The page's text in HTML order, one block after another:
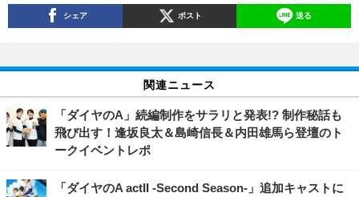
シェア ポスト 送る
関連ニュース
「ダイヤのA」続編制作をサラリと発表!? 制作秘話も
飛び出す！逢坂良太＆島崎信長＆内田雄馬ら登壇のト
ークイベントレポ
「ダイヤのA actII -Second Season-」追加キャストに